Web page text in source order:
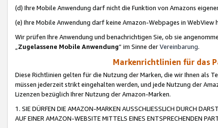
(d) Ihre Mobile Anwendung darf nicht die Funktion von Amazons
(e) Ihre Mobile Anwendung darf keine Amazon-Webpages in WebView
Wir prüfen Ihre Anwendung und benachrichtigen Sie, ob sie
„Zugelassene Mobile Anwendung“ im Sinne derVereinbarung.
Markenrichtlinien für das
Diese Richtlinien gelten für die Nutzung der Marken, die wir Ihnen als
müssen jederzeit strikt eingehalten werden, und jede Nutzung der
Lizenzen bezüglich Ihrer Nutzung der Amazon-Marken.
1. SIE DÜRFEN DIE AMAZON-MARKEN AUSSCHLIESSLICH DURCH
AUF EINER AMAZON-WEBSITE MITTELS EINES ENTSPRECHENDEN